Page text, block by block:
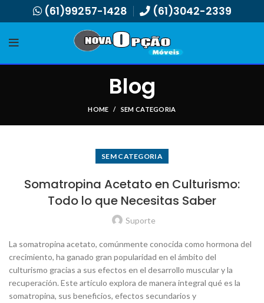
(61)99257-1428 (61)3042-2339
Blog
HOME SEM CATEGORIA
SEM CATEGORIA
Somatropina Acetato en Culturismo:
Todo lo que Necesitas Saber
Suporte
La somatropina acetato, comúnmente conocida como hormona del
crecimiento, ha ganado gran popularidad en el ámbito del
culturismo gracias a sus efectos en el desarrollo muscular y la
recuperación. Este artículo explora de manera integral qué es la
somatropina, sus beneficios, efectos secundarios y